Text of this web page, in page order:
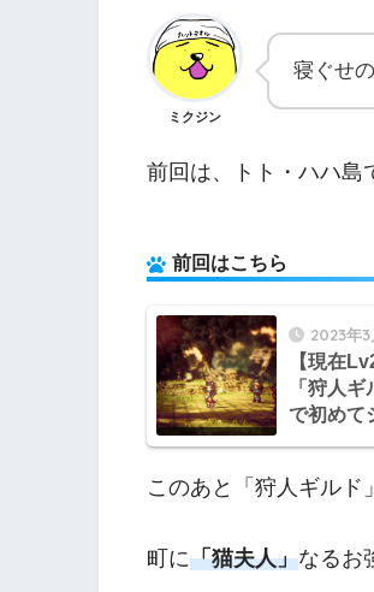
ミクジン
寝ぐせの
前回は、トト・ハハ島
前回はこちら
2023年3
【現在
「狩人
で初めて
このあと「狩人ギルド
町に「猫夫人」なるお